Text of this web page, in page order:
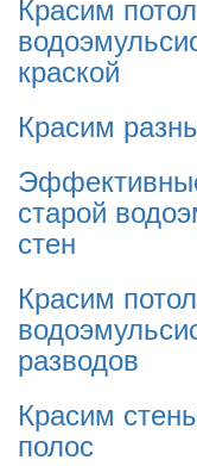
краской
Красим
старой
стен
Красим
разводов
Красим
полос